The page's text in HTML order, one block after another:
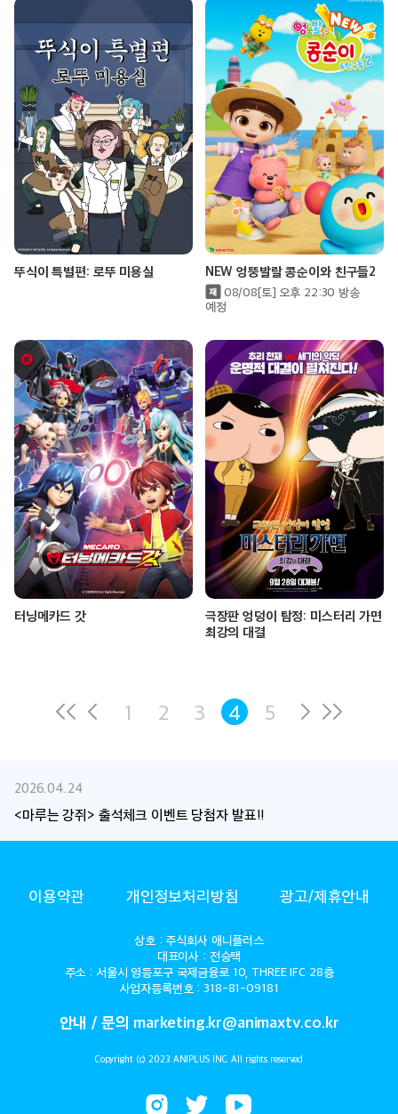
뚜식이 특별편: 로뚜 미용실 NEW 엉뚱발랄 콩순이와 친구들2
08/08[토] 오후 22:30 방송
예정
터닝메카드 갓
극장판 엉덩이 탐정: 미스터리 가면
최강의 대결
1 2 3 4 5
2026.04.24
<마루는 강쥐> 출석체크 이벤트 당첨자 발표!!
ANIMAX이용약관 개인정보처리방침 광고/제휴안내
상호 : 주식회사 애니플러스
대표이사 : 전승택
주소 : 서울시 영등포구 국제금융로 10, THREE IFC 28층
사업자등록번호 : 318-81-09181
안내 / 문의 marketing.kr@animaxtv.co.kr
Copyright (c) 2023 ANIPLUS INC. All rights reserved